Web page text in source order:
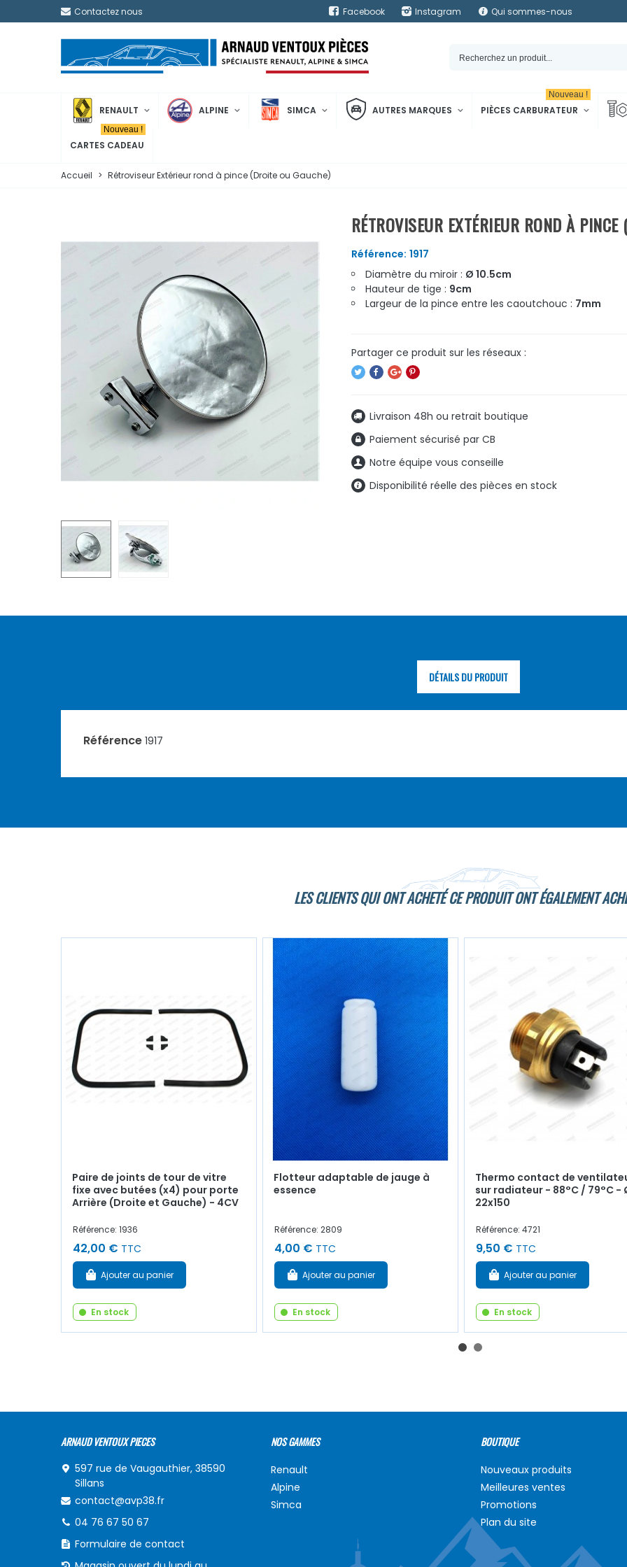
Contactez nous Facebook Instagram Qui sommes-nous
RENAULT ALPINE SIMCA AUTRES MARQUES PIÈCES CARBURATEUR
Nouveau !
CARTES CADEAU
Nouveau !
Accueil > Rétroviseur Extérieur rond à pince (Droite ou Gauche)
RÉTROVISEUR EXTÉRIEUR ROND À
Référence: 1917
Diamètre du miroir : Ø 10.5cm
Hauteur de tige : 9cm
Largeur de la pince entre les caoutchouc : 7mm
Livraison 48h ou retrait boutique
Paiement sécurisé par CB
Notre équipe vous conseille
Disponibilité réelle des pièces en stock
DÉTAILS DU PRODUIT
Référence 1917
LES CLIENTS QUI ONT ACHETÉ CE PRODUIT ONT ÉGALEMENT
Paire de joints de tour de vitre
fixe avec butées (x4) pour porte
Arrière (Droite et Gauche) - 4CV
Référence: 1936
42,00 € TTC
Ajouter au panier
En stock
Flotteur adaptable de jauge à
essence
Référence: 2809
4,00 € TTC
Ajouter au panier
En stock
Thermo contact de
sur radiateur - 88°C / 79°C -
22x150
Référence: 4721
9,50 € TTC
Ajouter au panier
En stock
ARNAUD VENTOUX PIECES
597 rue de Vaugauthier, 38590
Sillans
contact@avp38.fr
04 76 67 50 67
Formulaire de contact
NOS GAMMES
Renault
Alpine
Simca
BOUTIQUE
Nouveaux produits
Meilleures ventes
Promotions
Plan du site